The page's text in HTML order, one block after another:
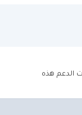
الدعم هذه